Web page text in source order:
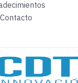
aparecían en él
Contacto